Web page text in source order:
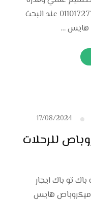
على استيعاب عدد كبير من الركاب. 01101727711 عند البحث
هايس …
17/08/2024
للرحلات
تو باك ايجار
ميكروباص هايس